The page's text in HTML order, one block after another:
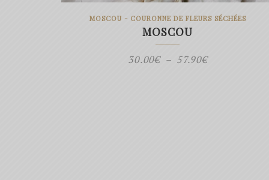
MOSCOU - COURONNE DE FLEURS SÉCHÉES
MOSCOU
30.00€ – 57.90€Plage